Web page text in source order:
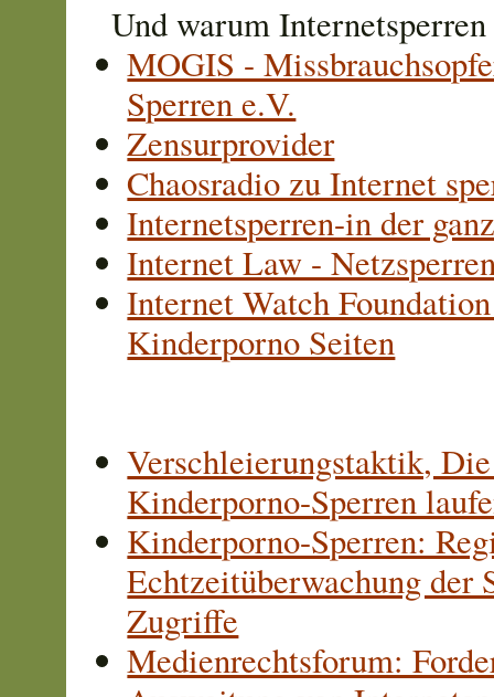
Und warum
MOGIS -
Sperren e.V.
Zensurprovider
Chaosradio zu Internet
Internetsperren-in der
Internet Law -
Internet Watch
Kinderporno Seiten
Verschleierungstaktik,
Kinderporno-Sperren
Kinderporno-Sperren:
Echtzeitüberwachung der
Zugriffe
Medienrechtsforum: